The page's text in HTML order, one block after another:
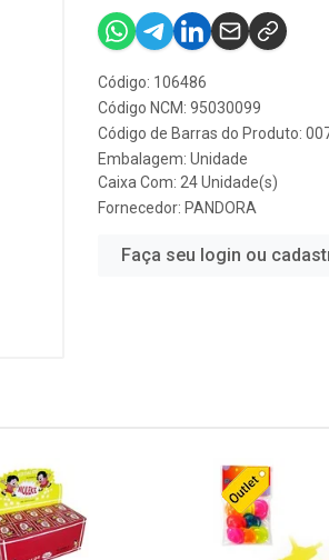
Código: 106486
Código NCM: 95030099
Código de Barras do Produto:
Embalagem: Unidade
Caixa Com: 24 Unidade(s)
Fornecedor: PANDORA
Faça seu login ou